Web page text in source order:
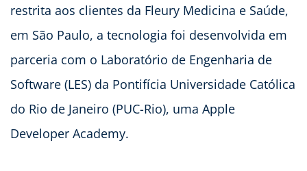
restrita aos clientes da Fleury Medicina e Saúde,
em São Paulo, a tecnologia foi desenvolvida em
parceria com o Laboratório de Engenharia de
Software (LES) da Pontifícia Universidade Católica
do Rio de Janeiro (PUC-Rio), uma Apple
Developer Academy.